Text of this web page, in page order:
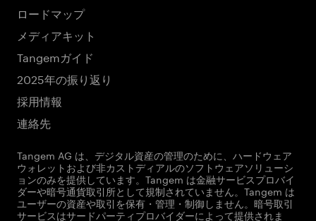
ロードマップ
メディアキット
Tangemガイド
2025年の振り返り
採用情報
連絡先
Tangem AG は、デジタル資産の管理のために、ハードウェア
ウォレットおよび非カストディアルのソフトウェアソリューシ
ョンのみを提供しています。Tangem は金融サービスプロバイ
ダーや暗号通貨取引所として規制されていません。Tangem は
ユーザーの資産や取引を保有・管理・制御しません。暗号取引
サービスはサードパーティプロバイダーによって提供されま